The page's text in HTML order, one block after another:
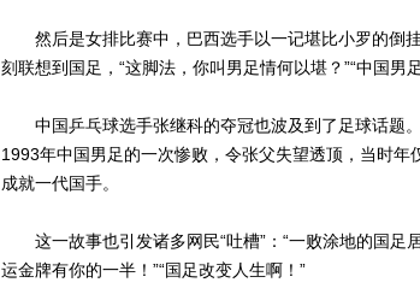
然后是女排比赛中，巴西选手以一记堪比小罗的倒
刻联想到国足，“这脚法，你叫男足情何以堪？”“中国
中国乒乓球选手张继科的夺冠也波及到了足球话题
1993年中国男足的一次惨败，令张父失望透顶，当时年
成就一代国手。
这一故事也引发诸多网民“吐槽”：“一败涂地的国足
运金牌有你的一半！”“国足改变人生啊！”